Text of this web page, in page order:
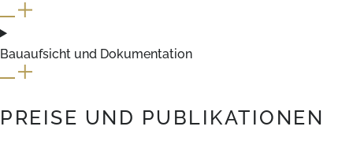
Bauaufsicht und Dokumentation
PREISE UND PUBLIKATIONEN